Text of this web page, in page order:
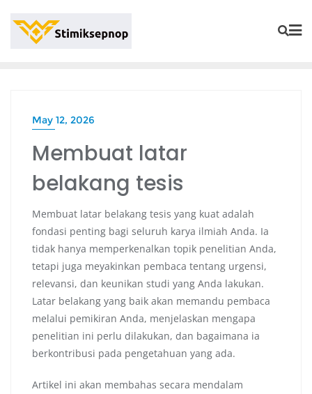
May 12, 2026
Membuat latar
belakang tesis
Membuat latar belakang tesis yang kuat adalah
fondasi penting bagi seluruh karya ilmiah Anda. Ia
tidak hanya memperkenalkan topik penelitian Anda,
tetapi juga meyakinkan pembaca tentang urgensi,
relevansi, dan keunikan studi yang Anda lakukan.
Latar belakang yang baik akan memandu pembaca
melalui pemikiran Anda, menjelaskan mengapa
penelitian ini perlu dilakukan, dan bagaimana ia
berkontribusi pada pengetahuan yang ada.
Artikel ini akan membahas secara mendalam